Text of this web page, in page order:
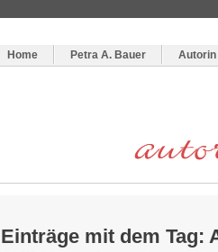
Home
Petra A. Bauer Autorin
Einträge mit dem Tag: